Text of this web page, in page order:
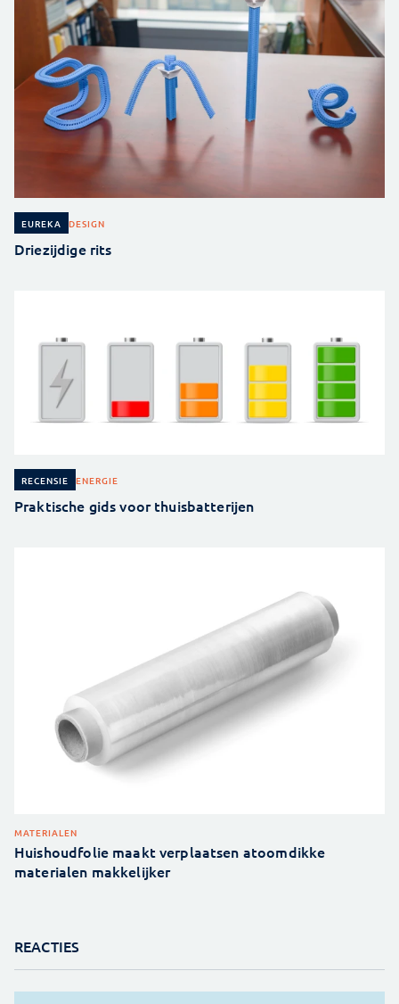
EUREKA DESIGN
Driezijdige rits
RECENSIE ENERGIE
Praktische gids voor thuisbatterijen
MATERIALEN
Huishoudfolie maakt verplaatsen atoomdikke
materialen makkelijker
REACTIES